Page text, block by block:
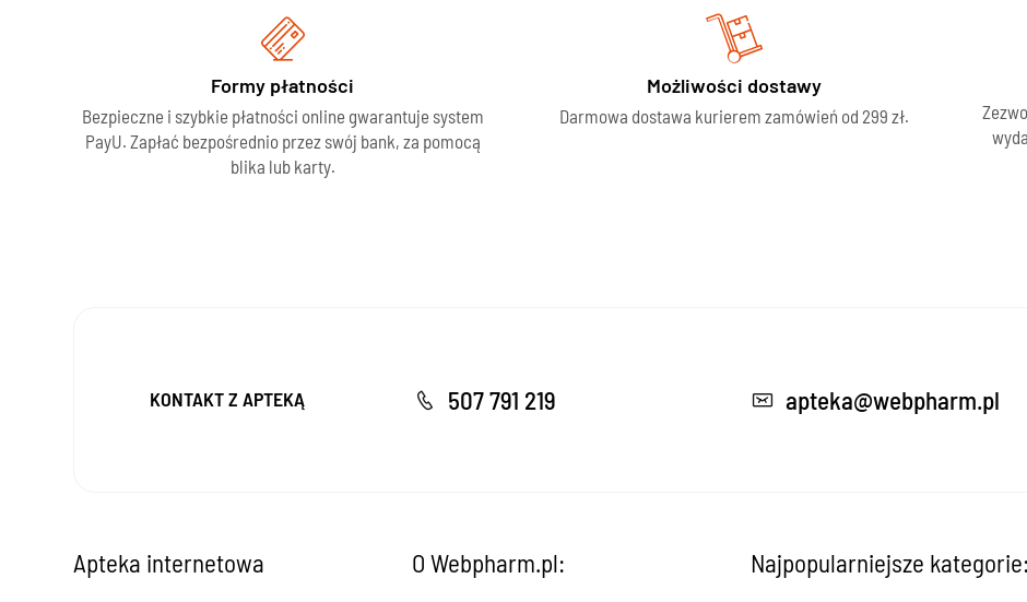
Formy płatności
Bezpieczne i szybkie płatności online gwarantuje system
PayU. Zapłać bezpośrednio przez swój bank, za pomocą
blika lub karty.
Możliwości dostawy
Darmowa dostawa kurierem zamówień od 299 zł.
KONTAKT Z APTEKĄ 507 791 219 apteka@webpharm.pl
Apteka internetowa O Webpharm.pl: Najpopularniejsze kategorie: